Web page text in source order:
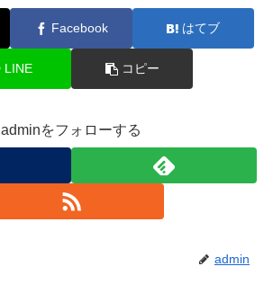
Facebook はてブ
LINE コピー
adminをフォローする
admin